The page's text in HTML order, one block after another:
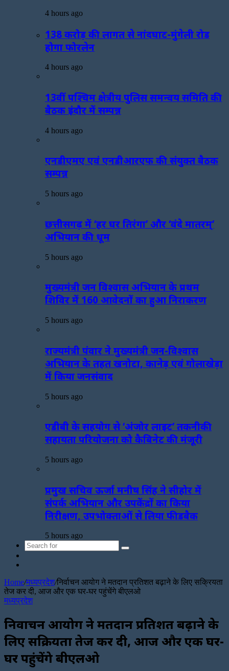
4 hours ago
138 करोड़ की लागत से नांदघाट-मुंगेली रोड
होगा फोरलेन
4 hours ago
13वीं पश्चिम क्षेत्रीय पुलिस समन्वय समिति की
बैठक इंदौर में सम्पन्न
4 hours ago
एनडीएमए एवं एनडीआरएफ की संयुक्त बैठक
सम्पन्न
5 hours ago
छत्तीसगढ़ में ‘हर घर तिरंगा’ और ‘वंदे मातरम्’
अभियान की धूम
5 hours ago
मुख्यमंत्री जन विश्वास अभियान के प्रथम
शिविर में 160 आवेदनों का हुआ निराकरण
5 hours ago
राज्यमंत्री पंवार ने मुख्यमंत्री जन-विश्वास
अभियान के तहत खनोटा, कानेड़ एवं गोलाखेड़ा
में किया जनसंवाद
5 hours ago
एडीबी के सहयोग से ‘अंजोर लाइट’ तकनीकी
सहायता परियोजना को कैबिनेट की मंजूरी
5 hours ago
प्रमुख सचिव ऊर्जा मनीष सिंह ने सीहोर में
संपर्क अभियान और उपकेंद्रों का किया
निरीक्षण, उपभोक्ताओं से लिया फीडबैक
5 hours ago
Search
Home/मध्यप्रदेश/निर्वाचन आयोग ने मतदान प्रतिशत बढ़ाने के लिए सक्रियता
तेज कर दी, आज और एक घर-घर पहुंचेंगे बीएलओ
मध्यप्रदेश
निर्वाचन आयोग ने मतदान प्रतिशत बढ़ाने के
लिए सक्रियता तेज कर दी, आज और एक घर-
घर पहुंचेंगे बीएलओ